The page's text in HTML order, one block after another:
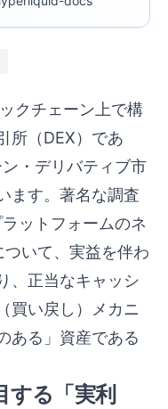
クチェーン上で構
所（DEX）であ
・デリバティブ市
ます。著名な調査
ットフォームのネ
いて、実益を伴わ
、正当なキャッシ
買い戻し）メカニ
ある」資産である
る「実利